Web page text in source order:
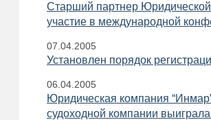
Старший партнер
участие в международной
07.04.2005
Установлен порядок
06.04.2005
Юридическая компания
судоходной компании